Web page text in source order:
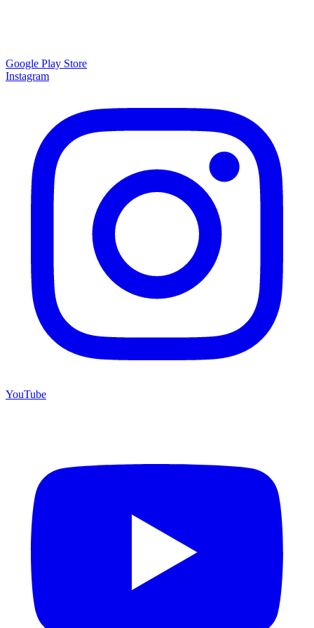
Google Play Store
Instagram
YouTube